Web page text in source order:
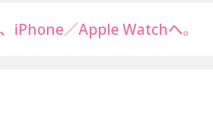
iPhone／Apple Watchへ。